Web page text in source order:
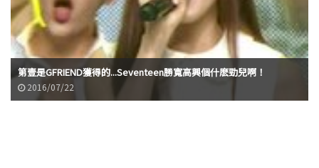
第壹是GFRIEND獲得的...Seventeen勝寬高興個什麽勁兒啊！
2016/07/22